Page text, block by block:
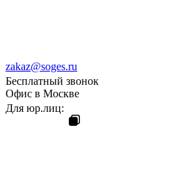
zakaz@soges.ru
Бесплатный звонок
Офис в Москве
Для юр.лиц: